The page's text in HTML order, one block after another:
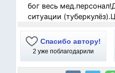
бог весь
ситуации
Спасибо автору!
2 уже поблагодарили